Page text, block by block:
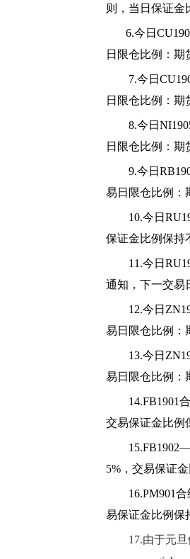
则，当日保证金
6.今日
日限仓比例：期
7.今日
日限仓比例：期
8.今日
日限仓比例：期
9.今日
易日限仓比例：
10.今日
保证金比例保持
11.今日
通知，下一交易
12.今日
易日限仓比例：
13.今日
易日限仓比例：
14.FB1901
交易保证金比例
15.FB1902
5%，交易保证
16.PM901合
易保证金比例保
17.由于元